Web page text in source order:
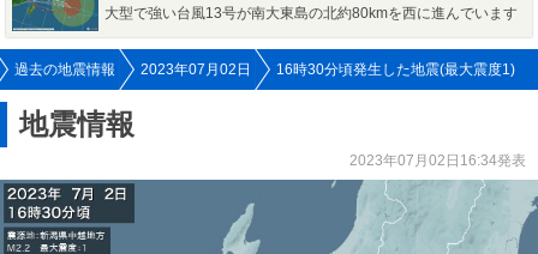
大型で強い台風13号が南大東島の北約80kmを西に進んでいます
過去の地震情報 2023年07月02日 16時30分頃発生した地震(最大震度1)
地震情報
2023年07月02日16:34発表